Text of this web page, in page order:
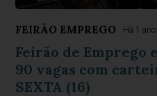
FEIRÃO EMPREGO Há 1 ano
Feirão de Emprego
90 vagas com
SEXTA (16)